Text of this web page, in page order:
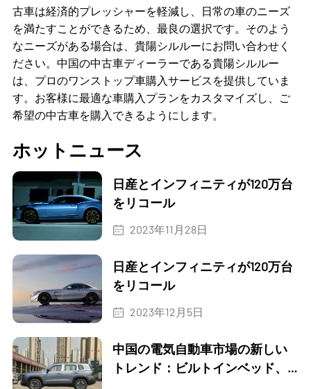
古車は経済的プレッシャーを軽減し、日常の車のニーズ
を満たすことができるため、最良の選択です。そのよう
なニーズがある場合は、貴陽シルルーにお問い合わせく
ださい。中国の中古車ディーラーである貴陽シルルー
は、プロのワンストップ車購入サービスを提供していま
す。お客様に最適な車購入プランをカスタマイズし、ご
希望の中古車を購入できるようにします。
ホットニュース
日産とインフィニティが120万台
をリコール
2023年11月28日
日産とインフィニティが120万台
をリコール
2023年12月5日
中国の電気自動車市場の新しい
トレンド：ビルトインベッド、